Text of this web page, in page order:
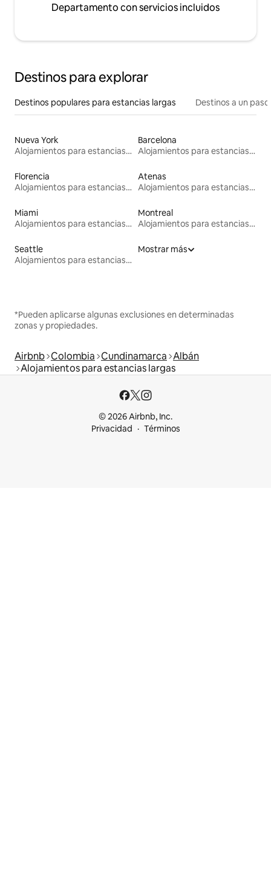
Departamento con servicios incluidos
Destinos para explorar
Destinos populares para estancias largas Destinos a un
Nueva York
Alojamientos para estancias largas
Barcelona
Alojamientos para estancias largas
Florencia
Alojamientos para estancias largas
Atenas
Alojamientos para estancias largas
Miami
Alojamientos para estancias largas
Montreal
Alojamientos para estancias largas
Seattle
Alojamientos para estancias largas
Mostrar más
*Pueden aplicarse algunas exclusiones en determinadas
zonas y propiedades.
Airbnb Colombia Cundinamarca Albán
Alojamientos para estancias largas
© 2026 Airbnb, Inc.
Privacidad
Términos